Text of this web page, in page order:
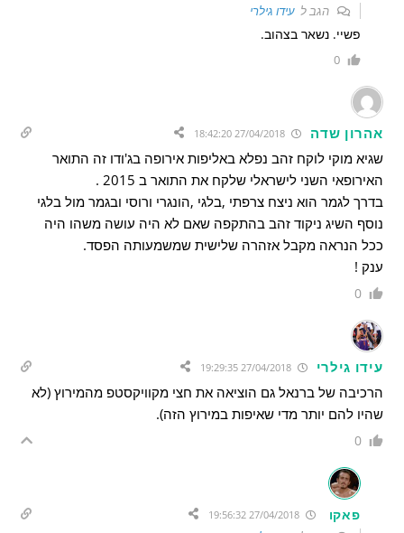
הגב לעידו גילרי
פשיי. נשאר בצהוב.
0
אהרון שדה
שגיא מוקי לוקח זהב נפלא באליפות אירופה בג'ודו זה התואר
האירופאי השני לישראלי שלקח את התואר ב 2015 .
בדרך לגמר הוא ניצח צרפתי ,בלגי ,הונגרי ורוסי ובגמר מול בלגי
נוסף השיג ניקוד זהב בהתקפה שאם לא היה עושה משהו היה
ככל הנראה מקבל אזהרה שלישית שמשמעותה הפסד.
ענק !
0
עידו גילרי 27/04/2018 19:29:35
הרכיבה של ברנאל גם הוציאה את חצי מקוויקסטפ מהמירוץ (לא
שהיו להם יותר מדי שאיפות במירוץ הזה).
0
פאקו 27/04/2018 19:56:32